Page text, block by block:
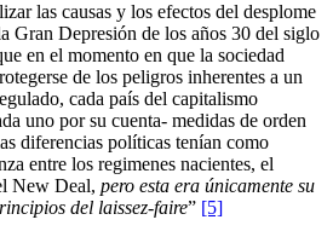
las causas y los efectos del desplome
Gran Depresión de los años 30 del siglo
en el momento en que la sociedad
de los peligros inherentes a un
cada país del capitalismo
uno por su cuenta- medidas de orden
diferencias políticas tenían como
entre los regimenes nacientes, el
New Deal, pero esta era únicamente su
del laissez-faire” [5]